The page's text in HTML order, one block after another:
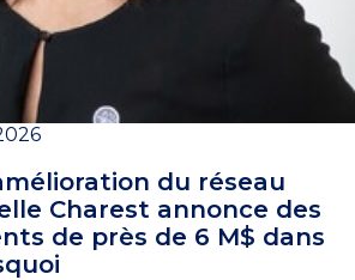
du réseau
Charest annonce des
de près de 6 M$ dans